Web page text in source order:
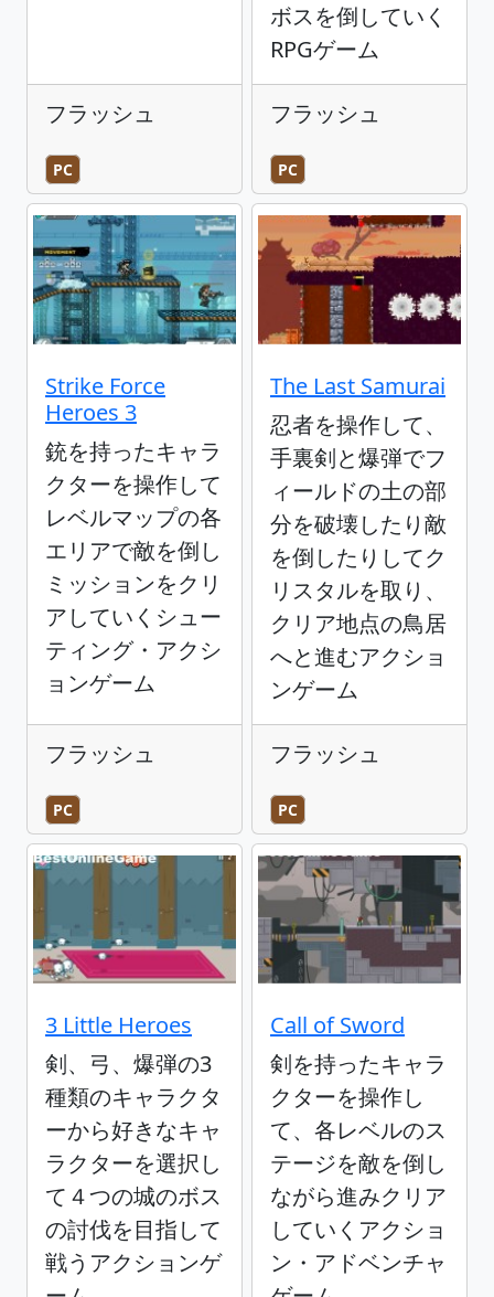
フラッシュ
PC
ボスを倒していく
RPGゲーム
フラッシュ
PC
Strike Force
Heroes 3
銃を持ったキャラ
クターを操作して
レベルマップの各
エリアで敵を倒し
ミッションをクリ
アしていくシュー
ティング・アクシ
ョンゲーム
フラッシュ
PC
The Last Samurai
忍者を操作して、
手裏剣と爆弾でフ
ィールドの土の部
分を破壊したり敵
を倒したりしてク
リスタルを取り、
クリア地点の鳥居
へと進むアクショ
ンゲーム
フラッシュ
PC
3 Little Heroes
剣、弓、爆弾の3
種類のキャラクタ
ーから好きなキャ
ラクターを選択し
て４つの城のボス
の討伐を目指して
戦うアクションゲ
Call of Sword
剣を持ったキャラ
クターを操作し
て、各レベルのス
テージを敵を倒し
ながら進みクリア
していくアクショ
ン・アドベンチャ